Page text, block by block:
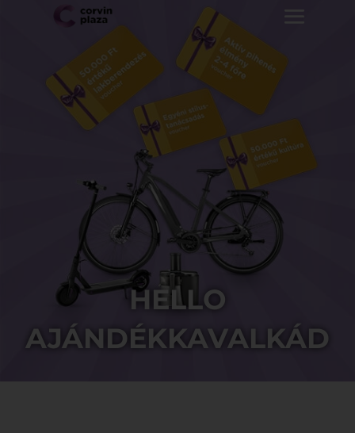
HELLO
AJÁNDÉKKAVALKÁD